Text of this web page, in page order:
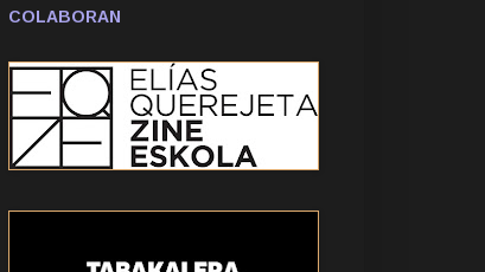
COLABORAN